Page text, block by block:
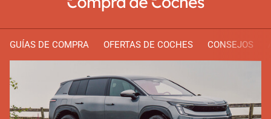
GUÍAS DE COMPRA OFERTAS DE COCHES CONSEJOS